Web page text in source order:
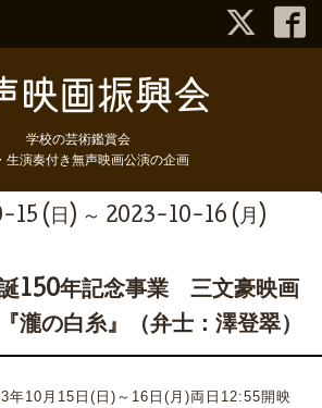
学校の芸術鑑賞会
生演奏付き無声映画公演の企画
15 (日) ～ 2023-10-16 (月)
誕150年記念事業 三文豪映画
瀧の白糸』（弁士：澤登翠）
年10月15日(日)～16日(月)両日12:55開映